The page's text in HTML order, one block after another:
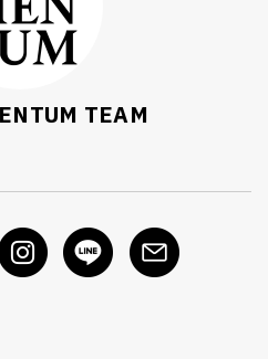
TEAM